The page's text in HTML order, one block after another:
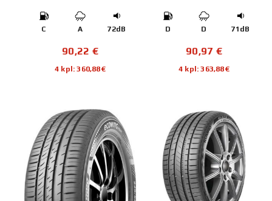
C A 72dB
90,22 €
4 kpl: 360,88€
D D 71dB
90,97 €
4 kpl: 363,88€